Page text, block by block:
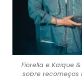
Fiorella e Kaique
sobre recomeços